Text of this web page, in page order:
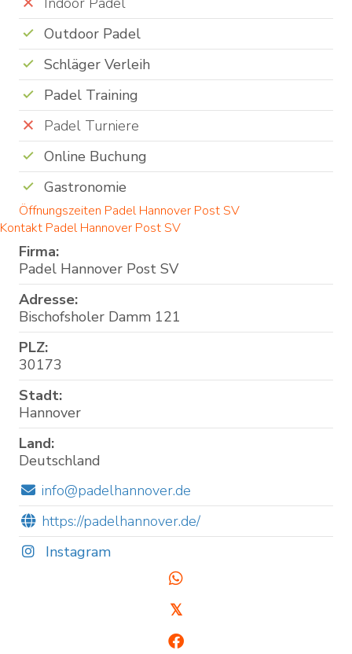
Outdoor Padel
Schläger Verleih
Padel Training
Padel Turniere
Online Buchung
Gastronomie
Öffnungszeiten Padel Hannover Post SV
Kontakt Padel Hannover Post SV
Firma:
Padel Hannover Post SV
Adresse:
Bischofsholer Damm 121
PLZ:
30173
Stadt:
Hannover
Land:
Deutschland
info@padelhannover.de
https://padelhannover.de/
Instagram
𝕏